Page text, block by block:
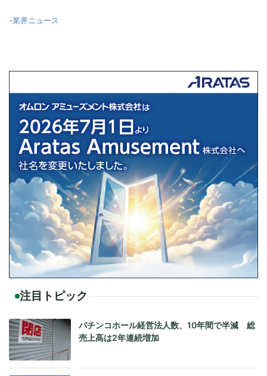
-業界ニュース
注目トピック
パチンコホール経営法人数、10年間で半減 総
売上高は2年連続増加